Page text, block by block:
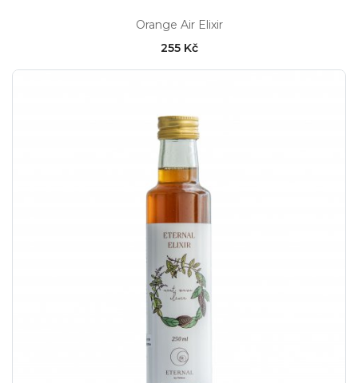
Orange Air Elixir
255 Kč